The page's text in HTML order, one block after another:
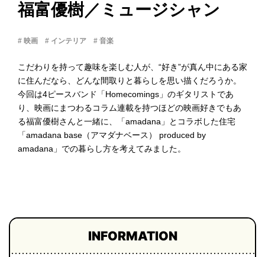
会社概
要
企業の
お問い
合わせ
プライ
福富優樹／ミュージシャン
# 映画 # インテリア # 音楽
こだわりを持って趣味を楽しむ人が、“好き”が真ん中にある家
に住んだなら、どんな間取りと暮らしを思い描くだろうか。
今回は4ピースバンド「Homecomings」のギタリストであ
り、映画にまつわるコラム連載を持つほどの映画好きでもあ
る福富優樹さんと一緒に、「amadana」とコラボした住宅
「amadana base（アマダナベース） produced by
amadana」での暮らし方を考えてみました。
INFORMATION